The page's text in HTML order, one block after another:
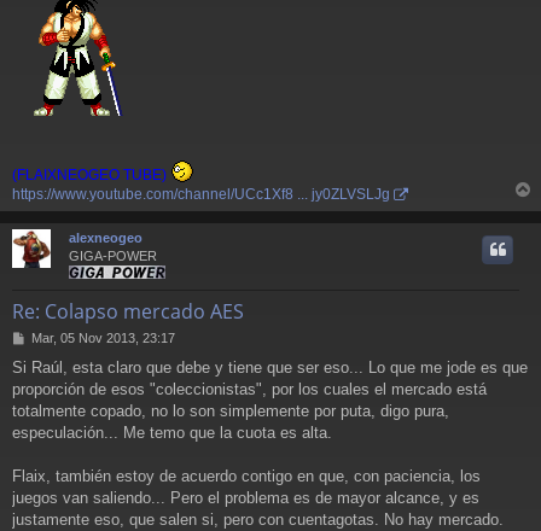
(FLAIXNEOGEO TUBE)
https://www.youtube.com/channel/UCc1Xf8 ... jy0ZLVSLJg
r
alexneogeo
GIGA-POWER
Re: Colapso mercado AES
M
n
s
a
j
e
Mar, 05 Nov 2013, 23:17
Si Raúl, esta claro que debe y tiene que ser eso... Lo que me jode es que
proporción de esos "coleccionistas", por los cuales el mercado está
totalmente copado, no lo son simplemente por puta, digo pura,
especulación... Me temo que la cuota es alta.
Flaix, también estoy de acuerdo contigo en que, con paciencia, los
juegos van saliendo... Pero el problema es de mayor alcance, y es
justamente eso, que salen si, pero con cuentagotas. No hay mercado.